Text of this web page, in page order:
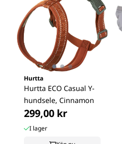
Hurtta
Hurtta ECO Casual Y-
hundsele, Cinnamon
299,00 kr
I lager